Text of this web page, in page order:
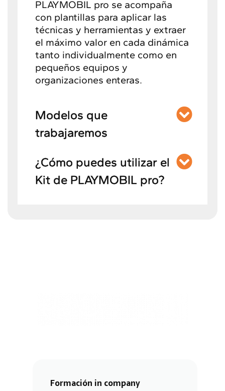
PLAYMOBIL pro se acompaña
con plantillas para aplicar las
técnicas y herramientas y extraer
el máximo valor en cada dinámica
tanto individualmente como en
pequeños equipos y
organizaciones enteras.
Modelos que
trabajaremos
¿Cómo puedes utilizar el
Kit de PLAYMOBIL pro?
Formación in company